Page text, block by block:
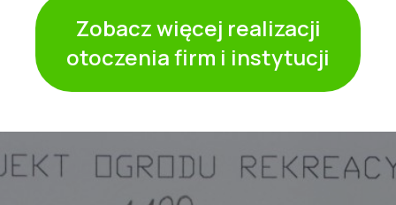
Zobacz więcej realizacji
otoczenia firm i instytucji